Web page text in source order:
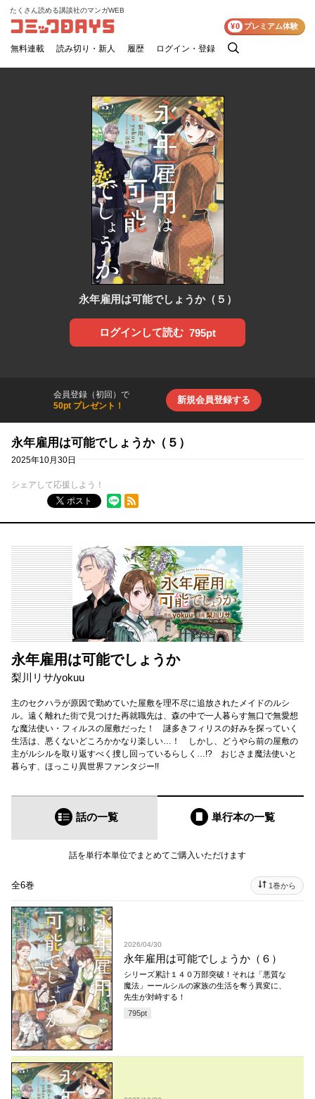
コミックDAYS
たくさん読める講談社のマンガWEB
無料連載 読み切り・新人 履歴 ログイン・登録
検
¥0 プレミアム体験
永年雇用は可能でしょうか（５）
ログインして読む 795pt
会員登録（初回）で
50pt プレゼント！
新規会員登録する
永年雇用は可能でしょうか（５）
2025年10月30日
シェアして応援しよう！
ポスト
RSSフィード
永年雇用は可能でしょうか
梨川リサ/yokuu
主のセクハラが原因で勤めていた屋敷を理不尽に追放されたメイドのルシ
ル。遠く離れた街で見つけた再就職先は、森の中で一人暮らす無口で無愛想
な魔法使い・フィルスの屋敷だった！ 謎多きフィリスの好みを探っていく
生活は、悪くないどころかかなり楽しい…！ しかし、どうやら前の屋敷の
主がルシルを取り返すべく捜し回っているらしく…!? おじさま魔法使いと
暮らす、ほっこり異世界ファンタジー!!
話の一覧 単行本の一覧
話を単行本単位でまとめてご購入いただけます
全6巻 1巻から
2026/04/30
永年雇用は可能でしょうか（６）
シリーズ累計１４０万部突破！それは「悪質な
魔法」ーールシルの家族の生活を奪う異変に、
先生が対峙する！
795pt